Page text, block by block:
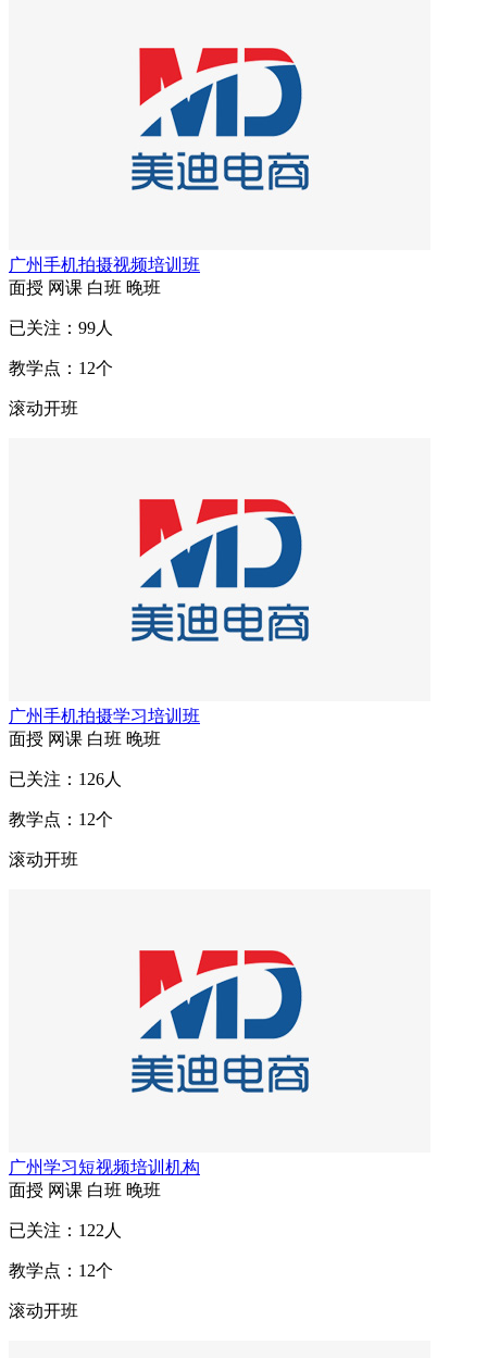
广州手机拍摄视频培训班
面授 网课 白班 晚班
已关注： 99人
教学点： 12个
滚动开班
广州手机拍摄学习培训班
面授 网课 白班 晚班
已关注： 126人
教学点： 12个
滚动开班
广州学习短视频培训机构
面授 网课 白班 晚班
已关注： 122 人
教学点： 12个
滚动开班